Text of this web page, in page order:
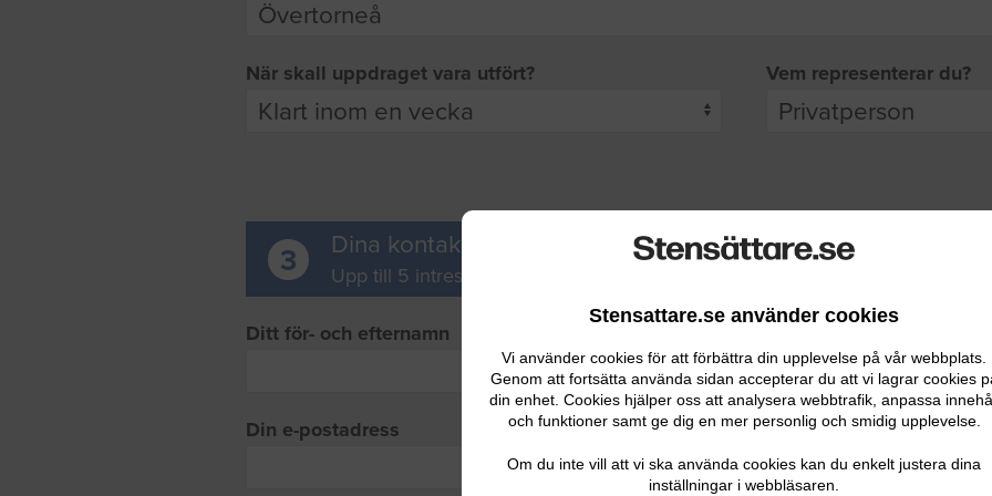
Stensattare.se använder cookies
Vi använder cookies för att förbättra din upplevelse på vår webbplats.
Genom att fortsätta använda sidan accepterar du att vi lagrar cookies
din enhet. Cookies hjälper oss att analysera webbtrafik, anpassa
och funktioner samt ge dig en mer personlig och smidig upplevelse.
Om du inte vill att vi ska använda cookies kan du enkelt justera dina
inställningar i webbläsaren.
När skall uppdraget vara utfört? Vem representerar du?
3 Dina kontaktuppgifter
Upp till 5 intresserade leverantörer får möjlighet att ta kontakt med dig.
Ditt för- och efternamn
Din e-postadress Ditt telefonnummer